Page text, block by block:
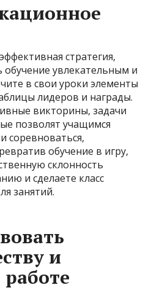
стратегия,
увлекательным и
в свои уроки элементы
лидеров и награды.
викторины, задачи
позволят учащимся
соревноваться,
обучение в игру,
склонность
и сделаете класс
занятий.
и